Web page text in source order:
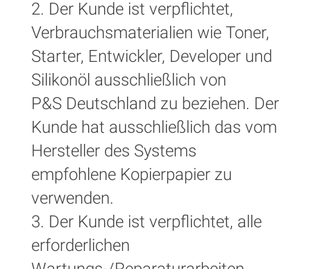
2. Der Kunde ist verpflichtet,
Verbrauchsmaterialien wie Toner,
Starter, Entwickler, Developer und
Silikonöl ausschließlich von
P&S Deutschland zu beziehen. Der
Kunde hat ausschließlich das vom
Hersteller des Systems
empfohlene Kopierpapier zu
verwenden.
3. Der Kunde ist verpflichtet, alle
erforderlichen